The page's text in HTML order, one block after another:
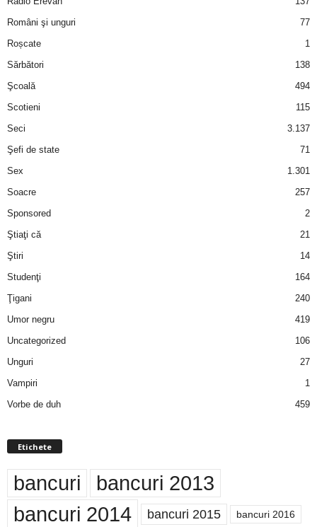
Români şi unguri
77
Roșcate
1
Sărbători
138
Şcoală
494
Scotieni
115
Seci
3.137
Şefi de state
71
Sex
1.301
Soacre
257
Sponsored
2
Ştiaţi că
21
Ştiri
14
Studenţi
164
Ţigani
240
Umor negru
419
Uncategorized
106
Unguri
27
Vampiri
1
Vorbe de duh
459
Etichete
bancuri bancuri 2013
bancuri 2014 bancuri 2015 bancuri 2016